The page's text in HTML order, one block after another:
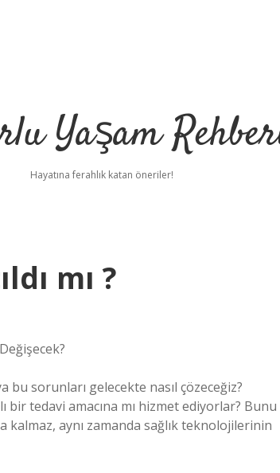
Yaşam
Hayatına ferahlık katan öneriler!
mı ?
sorunları gelecekte nasıl çözeceğiz?
tedavi amacına mı hizmet ediyorlar? Bunu
aynı zamanda sağlık teknolojilerinin